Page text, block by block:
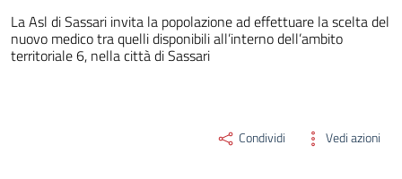
La Asl di Sassari invita la popolazione ad effettuare la scelta del
nuovo medico tra quelli disponibili all’interno dell’ambito
territoriale 6, nella città di Sassari
Condividi Vedi azioni